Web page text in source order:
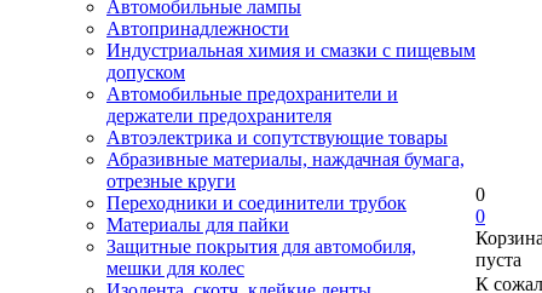
Автомобильные лампы
Автопринадлежности
Индустриальная химия и смазки с пищевым
допуском
Автомобильные предохранители и
держатели предохранителя
Автоэлектрика и сопутствующие товары
Абразивные материалы, наждачная бумага,
отрезные круги
Переходники и соединители трубок
Материалы для пайки
Защитные покрытия для автомобиля,
мешки для колес
0
0
пуста
К